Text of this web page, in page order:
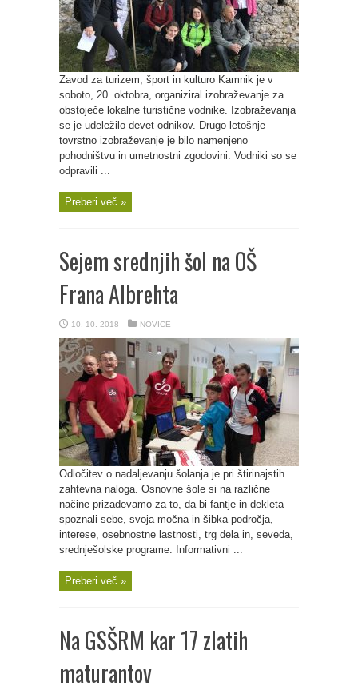
Zavod za turizem, šport in kulturo Kamnik je v
soboto, 20. oktobra, organiziral izobraževanje za
obstoječe lokalne turistične vodnike. Izobraževanja
se je udeležilo devet odnikov. Drugo letošnje
tovrstno izobraževanje je bilo namenjeno
pohodništvu in umetnostni zgodovini. Vodniki so se
odpravili ...
Preberi več »
Sejem srednjih šol na OŠ
Frana Albrehta
10. 10. 2018 NOVICE
Odločitev o nadaljevanju šolanja je pri štirinajstih
zahtevna naloga. Osnovne šole si na različne
načine prizadevamo za to, da bi fantje in dekleta
spoznali sebe, svoja močna in šibka področja,
interese, osebnostne lastnosti, trg dela in, seveda,
srednješolske programe. Informativni ...
Preberi več »
Na GSŠRM kar 17 zlatih
maturantov